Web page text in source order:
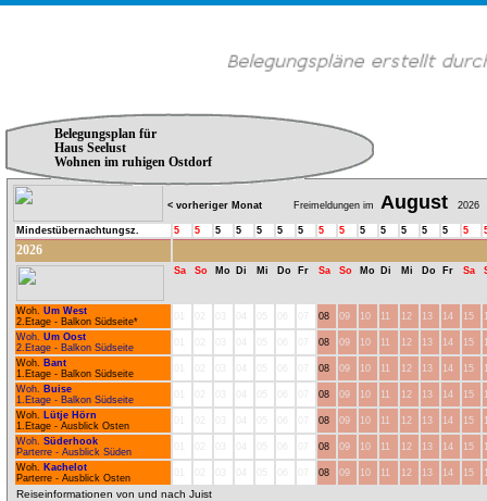
Belegungsplan für
Haus Seelust
Wohnen im ruhigen Ostdorf
< vorheriger Monat Freimeldungen im August 2026
Mindestübernachtungsz. 5 5 5 5 5 5 5 5 5 5 5 5 5 5 5
2026
Sa So Mo Di Mi Do Fr Sa So Mo Di Mi Do Fr Sa
Woh. Um West
2.Etage - Balkon Südseite*
08 09 10 11 12 13 14 15
Woh. Um Oost
2.Etage - Balkon Südseite
08 09 10 11 12 13 14 15
Woh. Bant
1.Etage - Balkon Südseite
08 09 10 11 12 13 14 15
Woh. Buise
1.Etage - Balkon Südseite
08 09 10 11 12 13 14 15
Woh. Lütje Hörn
1.Etage - Ausblick Osten
08 09 10 11 12 13 14 15
Woh. Süderhook
Parterre - Ausblick Süden
08 09 10 11 12 13 14 15
Woh. Kachelot
Parterre - Ausblick Osten
08 09 10 11 12 13 14 15
Reiseinformationen von und nach Juist